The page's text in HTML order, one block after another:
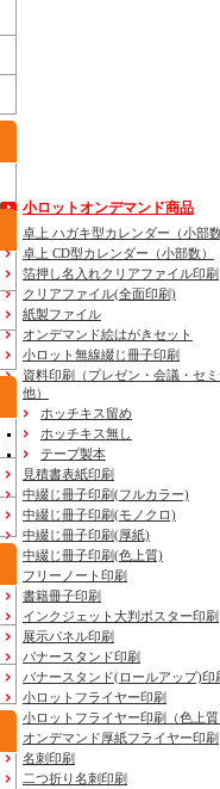
小ロットオンデマンド商品
卓上 ハガキ型カレンダー（小部
卓上 CD型カレンダー（小部数）
箔押し名入れクリアファイル印刷
クリアファイル(全面印刷)
紙製ファイル
オンデマンド絵はがきセット
小ロット無線綴じ冊子印刷
資料印刷
（プレゼン・会議・セ
他）
ホッチキス留め
ホッチキス無し
テープ製本
見積書表紙印刷
中綴じ冊子印刷(フルカラー)
中綴じ冊子印刷(モノクロ)
中綴じ冊子印刷(厚紙)
中綴じ冊子印刷(色上質)
フリーノート印刷
書籍冊子印刷
インクジェット大判ポスター印刷
展示パネル印刷
バナースタンド印刷
バナースタンド(ロールアップ)印
小ロットフライヤー印刷
小ロットフライヤー印刷（色上
オンデマンド厚紙フライヤー印刷
名刺印刷
二つ折り名刺印刷